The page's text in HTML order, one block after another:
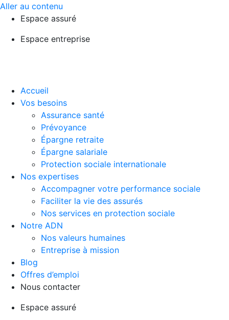
Aller au contenu
Espace assuré
Espace entreprise
Accueil
Vos besoins
Assurance santé
Prévoyance
Épargne retraite
Épargne salariale
Protection sociale internationale
Nos expertises
Accompagner votre performance sociale
Faciliter la vie des assurés
Nos services en protection sociale
Notre ADN
Nos valeurs humaines
Entreprise à mission
Blog
Offres d’emploi
Nous contacter
Espace assuré